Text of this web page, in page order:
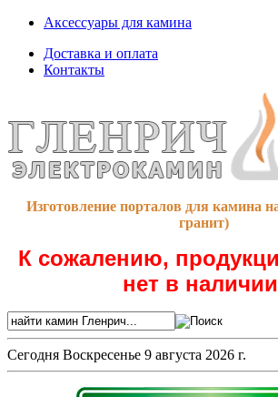
Аксессуары для камина
Доставка и оплата
Контакты
Изготовление порталов для камина
гранит)
К сожалению,
нет в
Сегодня Воскресенье 9 августа 2026 г.